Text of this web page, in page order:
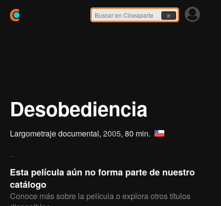
Ir
Desobediencia
Largometraje documental, 2005, 80 min.
Esta película aún no forma parte de nuestro
catálogo
Conoce más sobre la película o explora otros títulos